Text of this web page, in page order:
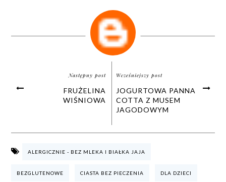
Następny post
FRUŻELINA
WIŚNIOWA
Wcześniejszy post
JOGURTOWA PANNA
COTTA Z MUSEM
JAGODOWYM
ALERGICZNIE - BEZ MLEKA I BIAŁKA JAJA
BEZGLUTENOWE CIASTA BEZ PIECZENIA DLA DZIECI